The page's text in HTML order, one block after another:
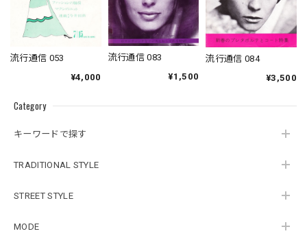
Category
キーワードで探す
TRADITIONAL STYLE
STREET STYLE
MODE
流行通信 053
¥4,000
流行通信 083
¥1,500
流行通信 084
¥3,500